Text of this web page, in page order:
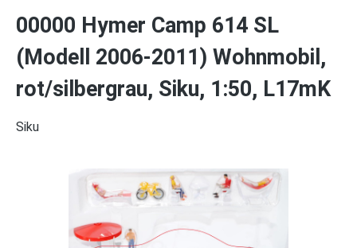
00000 Hymer Camp 614 SL
(Modell 2006-2011) Wohnmobil,
rot/silbergrau, Siku, 1:50, L17mK
Siku
Bildergalerie überspringen